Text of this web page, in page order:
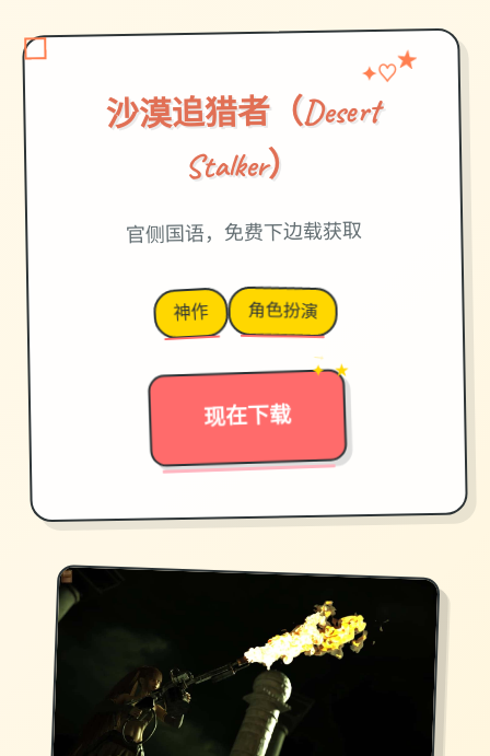
沙漠追猎者（Desert
Stalker）
✦♡★
官侧国语，免费下边载获取
神作 角色扮演
现在下载
→
✦ ★